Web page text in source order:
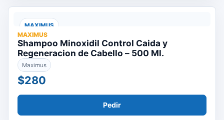
MAXIMUS
MAXIMUS
Shampoo Minoxidil Control Caida y
Regeneracion de Cabello – 500 Ml.
Maximus
$280
Pedir